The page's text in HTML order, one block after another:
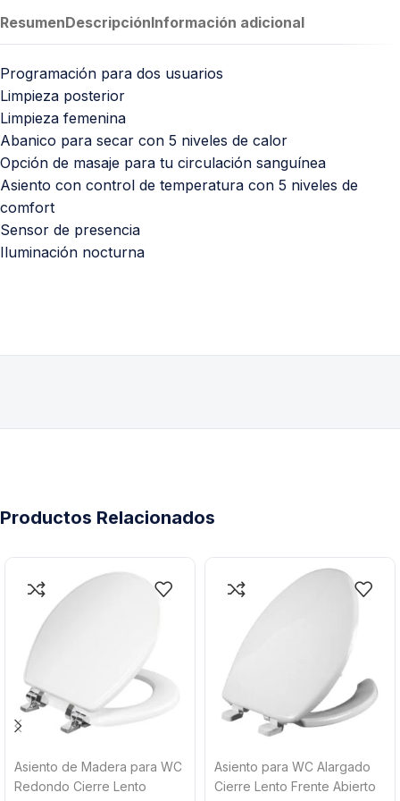
ResumenDescripciónInformación adicional
Programación para dos usuarios
Limpieza posterior
Limpieza femenina
Abanico para secar con 5 niveles de calor
Opción de masaje para tu circulación sanguínea
Asiento con control de temperatura con 5 niveles de
comfort
Sensor de presencia
Iluminación nocturna
Productos Relacionados
Asiento de Madera para WC
Redondo Cierre Lento
Asiento para WC Alargado
Cierre Lento Frente Abierto